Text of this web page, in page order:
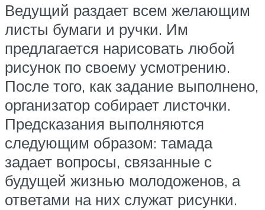
Ведущий раздает всем желающим
листы бумаги и ручки. Им
предлагается нарисовать любой
рисунок по своему усмотрению.
После того, как задание выполнено,
организатор собирает листочки.
Предсказания выполняются
следующим образом: тамада
задает вопросы, связанные с
будущей жизнью молодоженов, а
ответами на них служат рисунки.